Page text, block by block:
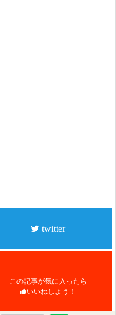
twitter
この記事が気に入ったら
いいねしよう！